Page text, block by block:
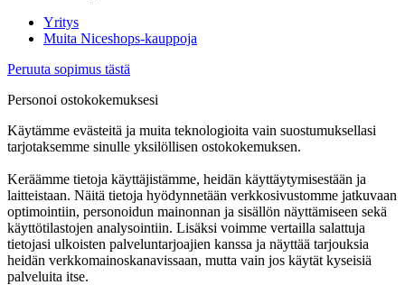
Yritys
Muita Niceshops-kauppoja
Peruuta sopimus tästä
Personoi ostokokemuksesi
Käytämme evästeitä ja muita teknologioita vain suostumuksellasi
tarjotaksemme sinulle yksilöllisen ostokokemuksen.
Keräämme tietoja käyttäjistämme, heidän käyttäytymisestään ja
laitteistaan. Näitä tietoja hyödynnetään verkkosivustomme jatkuvaan
optimointiin, personoidun mainonnan ja sisällön näyttämiseen sekä
käyttötilastojen analysointiin. Lisäksi voimme vertailla salattuja
tietojasi ulkoisten palveluntarjoajien kanssa ja näyttää tarjouksia
heidän verkkomainoskanavissaan, mutta vain jos käytät kyseisiä
palveluita itse.